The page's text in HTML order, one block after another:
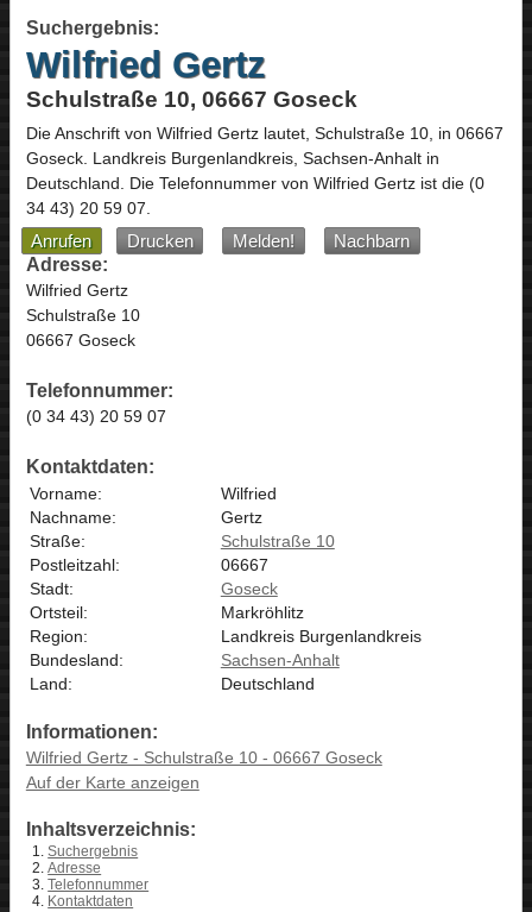
Suchergebnis:
Wilfried Gertz
Schulstraße 10, 06667 Goseck
Die Anschrift von Wilfried Gertzlautet, Schulstraße 10, in 06667
Goseck. Landkreis Burgenlandkreis, Sachsen-Anhaltin
Deutschland. Die Telefonnummer von Wilfried Gertz ist die (0
34 43) 20 59 07.
Anrufen Drucken Melden!
Nachbarn
Adresse:
Wilfried Gertz
Schulstraße 10
06667 Goseck
Telefonnummer:
(0 34 43) 20 59 07
Kontaktdaten:
Vorname:
Wilfried
Nachname:
Gertz
Straße:
Schulstraße 10
Postleitzahl:
06667
Stadt:
Goseck
Ortsteil:
Markröhlitz
Region:
Landkreis Burgenlandkreis
Bundesland:
Sachsen-Anhalt
Land:
Deutschland
Informationen:
Wilfried Gertz - Schulstraße 10 - 06667 Goseck
Auf der Karte anzeigen
Inhaltsverzeichnis:
Suchergebnis
Adresse
Telefonnummer
Kontaktdaten